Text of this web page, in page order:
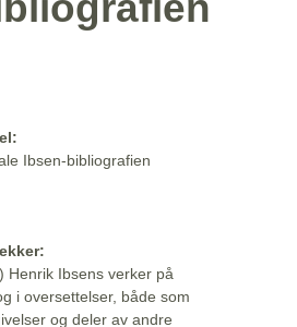
Ibsen-bibliografien
Henrik Ibsens verker på
i oversettelser, både som
og deler av andre